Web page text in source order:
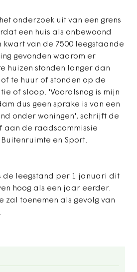
onderzoek uit van een grens
een huis als onbewoond
kwart van de 7500 leegstaande
gevonden waarom er
huizen stonden langer dan
te huur of stonden op de
of sloop. 'Vooralsnog is mijn
dus geen sprake is van een
onder woningen', schrijft de
aan de raadscommissie
en Sport.
de leegstand per 1 januari dit
hoog als een jaar eerder.
zal toenemen als gevolg van